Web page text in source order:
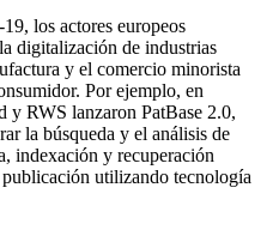
los actores europeos
digitalización de industrias
y el comercio minorista
Por ejemplo, en
y RWS lanzaron PatBase 2.0,
la búsqueda y el análisis de
indexación y recuperación
utilizando tecnología